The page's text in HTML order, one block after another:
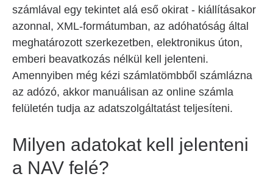
számlával egy tekintet alá eső okirat - kiállításakor
azonnal, XML-formátumban, az adóhatóság által
meghatározott szerkezetben, elektronikus úton,
emberi beavatkozás nélkül kell jelenteni.
Amennyiben még kézi számlatömbből számlázna
az adózó, akkor manuálisan az online számla
felületén tudja az adatszolgáltatást teljesíteni.
Milyen adatokat kell jelenteni
a NAV felé?